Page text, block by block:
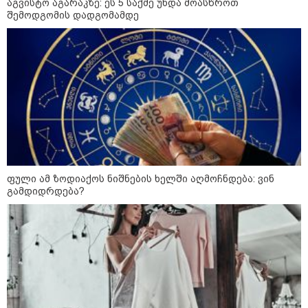
"ყოველთვის ჩემზე უკეთესს
მხდიდი - შენი ავადმყოფობითაც
კი აგრძელებ ამის გაკეთებას" -
თეონა კონტრიძე მეუღლეს
ემოციურ "პოსტს" უძღვნის
პოლიციამ ,,გლოვოს” კურიერზე
თავდასხმის ბრალდებით 3 პირი,
მათ შორის 2 არასრულწლოვანი
დააკავა - შსს ინფორმაციას
ავრცელებს
პოლიტიკა
აგვისტო აგარაკზე: ეს 5 საქმე უნდა მოასწროთ
შემოდგომის დადგომამდე
ფული ამ ზოდიაქოს ნიშნების ხელში აღმოჩნდება: ვინ
გამდიდრდება?